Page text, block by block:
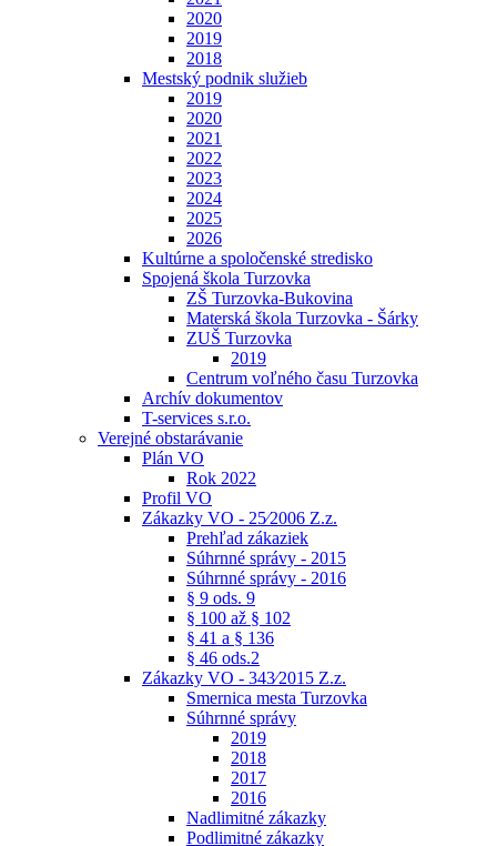
2020
2019
2018
Mestský podnik služieb
2019
2020
2021
2022
2023
2024
2025
2026
Kultúrne a spoločenské stredisko
Spojená škola Turzovka
ZŠ Turzovka-Bukovina
Materská škola Turzovka - Šárky
ZUŠ Turzovka
2019
Centrum voľného času Turzovka
Archív dokumentov
T-services s.r.o.
Verejné obstarávanie
Plán VO
Rok 2022
Profil VO
Zákazky VO - 25⁄2006 Z.z.
Prehľad zákaziek
Súhrnné správy - 2015
Súhrnné správy - 2016
§ 9 ods. 9
§ 100 až § 102
§ 41 a § 136
§ 46 ods.2
Zákazky VO - 343⁄2015 Z.z.
Smernica mesta Turzovka
Súhrnné správy
2019
2018
2017
2016
Nadlimitné zákazky
Podlimitné zákazky